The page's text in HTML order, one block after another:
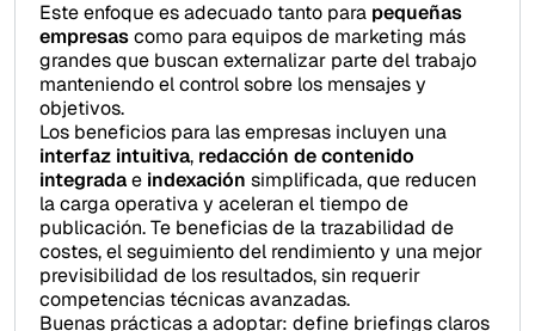
Este enfoque es adecuado tanto para pequeñas
empresascomo para equipos de marketing más
grandes que buscan externalizar parte del trabajo
manteniendo el control sobre los mensajes y
objetivos.
Los beneficios para las empresas incluyen una
interfaz intuitiva, redacción de contenido
integradae indexación simplificada, que reducen
la carga operativa y aceleran el tiempo de
publicación. Te beneficias de la trazabilidad de
costes, el seguimiento del rendimiento y una mejor
previsibilidad de los resultados, sin requerir
competencias técnicas avanzadas.
Buenas prácticas a adoptar: define briefings claros